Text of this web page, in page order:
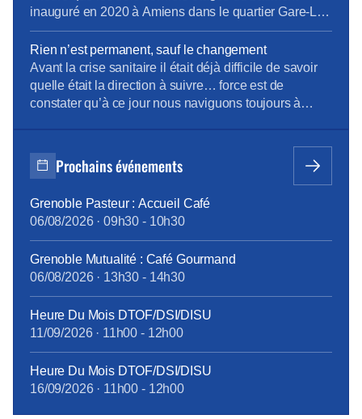
inauguré en 2020 à Amiens dans le quartier Gare-La-
Vallée. Sébastien Crozier, président national du
syndicat CFE-CGC d’Orange, était ce jeudi de
passage à Amiens pour rencontrer les salariés et
évoquer quelques dossiers locaux. Alors que les
services et les effectifs […]
Rien n’est permanent, sauf le changement
Avant la crise sanitaire il était déjà difficile de savoir
quelle était la direction à suivre… force est de
constater qu’à ce jour nous naviguons toujours à
changer le pansement ! Envie d’en savoir davantage
? […]Prochains événements
Grenoble Pasteur : Accueil Café
06/08/2026· 09h30 - 10h30
Grenoble Mutualité : Café Gourmand
06/08/2026· 13h30 - 14h30
Heure Du Mois DTOF/DSI/DISU
11/09/2026· 11h00 - 12h00
Heure Du Mois DTOF/DSI/DISU
16/09/2026· 11h00 - 12h00